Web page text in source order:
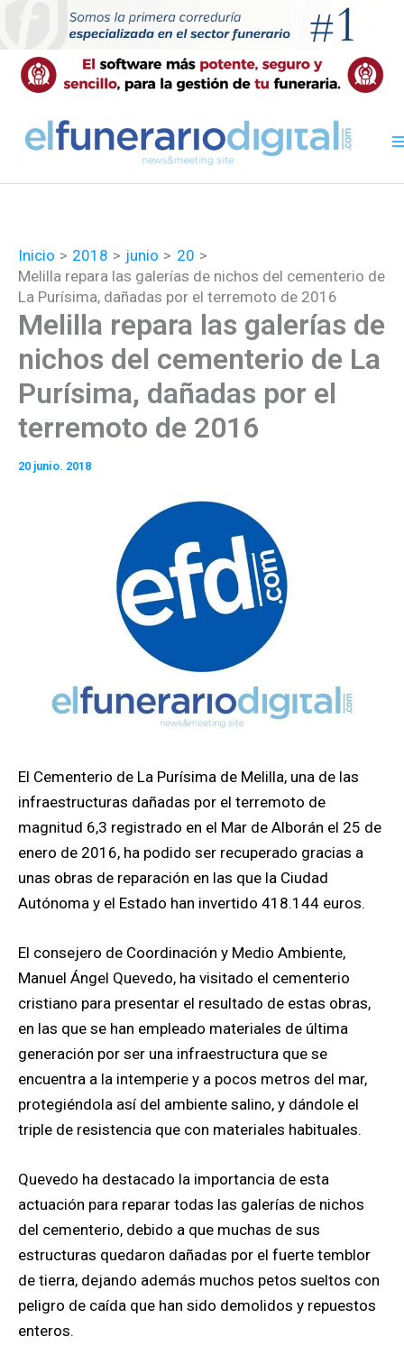
contenido
Inicio 2018 junio
20
Melilla repara las galerías de nichos del cementerio de
La Purísima, dañadas por el terremoto de 2016
Melilla repara las galerías de
nichos del cementerio de La
Purísima, dañadas por el
terremoto de 2016
20 junio. 2018
El Cementerio de La Purísima de Melilla, una de las
infraestructuras dañadas por el terremoto de
magnitud 6,3 registrado en el Mar de Alborán el 25 de
enero de 2016, ha podido ser recuperado gracias a
unas obras de reparación en las que la Ciudad
Autónoma y el Estado han invertido 418.144 euros.
El consejero de Coordinación y Medio Ambiente,
Manuel Ángel Quevedo, ha visitado el cementerio
cristiano para presentar el resultado de estas obras,
en las que se han empleado materiales de última
generación por ser una infraestructura que se
encuentra a la intemperie y a pocos metros del mar,
protegiéndola así del ambiente salino, y dándole el
triple de resistencia que con materiales habituales.
Quevedo ha destacado la importancia de esta
actuación para reparar todas las galerías de nichos
del cementerio, debido a que muchas de sus
estructuras quedaron dañadas por el fuerte temblor
de tierra, dejando además muchos petos sueltos con
peligro de caída que han sido demolidos y repuestos
enteros.